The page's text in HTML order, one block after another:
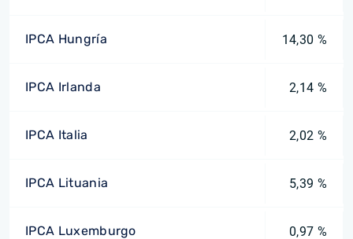
IPCA Hungría 14,30 %
IPCA Irlanda 2,14 %
IPCA Italia 2,02 %
IPCA Lituania 5,39 %
IPCA Luxemburgo 0,97 %